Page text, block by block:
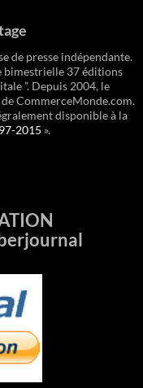
de presse indépendante.
bimestrielle 37 éditions
”. Depuis 2004, le
CommerceMonde.com.
disponible à la
2015 ».